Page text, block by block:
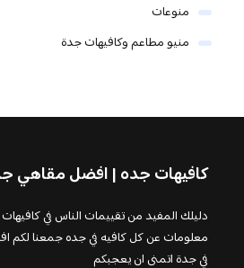
منوعات
منيو مطاعم وكافيهات جدة
كافيهات جده | افضل مقاهي
دليلك المفيد من تقييمات الناس في
معلومات عن كل كافيه في جده جمعنا لكم
في جدة اتمنى ان يعجبكم